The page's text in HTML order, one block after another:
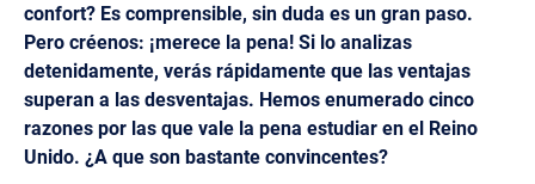
confort? Es comprensible, sin duda es un gran paso.
Pero créenos: ¡merece la pena! Si lo analizas
detenidamente, verás rápidamente que las ventajas
superan a las desventajas. Hemos enumerado cinco
razones por las que vale la pena estudiar en el Reino
Unido. ¿A que son bastante convincentes?